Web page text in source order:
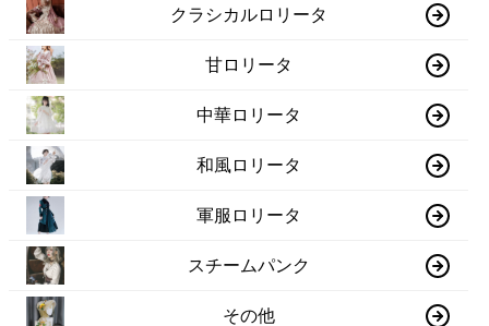
クラシカルロリータ
甘ロリータ
中華ロリータ
和風ロリータ
軍服ロリータ
スチームパンク
その他